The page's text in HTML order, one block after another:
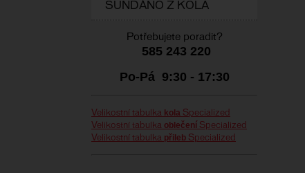
SUNDÁNO Z KOLA
Potřebujete poradit?
585 243 220
Po-Pá 9:30 - 17:30
Velikostní tabulka kola Specialized
Velikostní tabulka oblečení Specialized
Velikostní tabulka přileb Specialized